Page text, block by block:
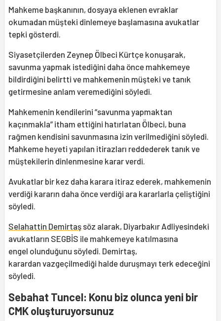
Mahkeme başkanının, dosyaya eklenen evraklar
okumadan müşteki dinlemeye başlamasına avukatlar
tepki gösterdi.
Siyasetçilerden Zeynep Ölbeci Kürtçe konuşarak,
savunma yapmak istediğini daha önce mahkemeye
bildirdiğini belirtti ve mahkemenin müşteki ve tanık
getirmesine anlam veremediğini söyledi.
Mahkemenin kendilerini “savunma yapmaktan
kaçınmakla” itham ettiğini hatırlatan Ölbeci, buna
rağmen kendisini savunmasına izin verilmediğini söyledi.
Mahkeme heyeti yapılan itirazları reddederek tanık ve
müştekilerin dinlenmesine karar verdi.
Avukatlar bir kez daha karara itiraz ederek, mahkemenin
verdiği kararın daha önce verdiği ara kararlarla çeliştiğini
söyledi.
Selahattin Demirtaş söz alarak, Diyarbakır Adliyesindeki
avukatların SEGBİS ile mahkemeye katılmasına
engel olunduğunu söyledi. Demirtaş,
karardan vazgeçilmediği halde duruşmayı terk edeceğini
söyledi.
Sebahat Tuncel: Konu biz olunca yeni bir
CMK oluşturuyorsunuz